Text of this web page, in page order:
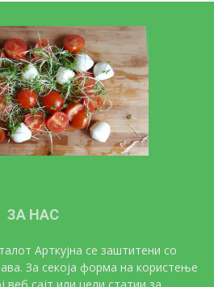
ЗА НАС
Арткујна се заштитени со
За секоја форма на користење